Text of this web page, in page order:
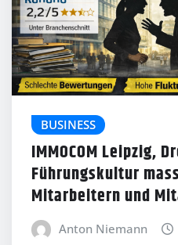
BUSINESS
IMMOCOM Leipzig,
Führungskultur
Mitarbeitern und
Anton Niemann